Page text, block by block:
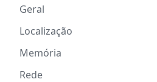
Geral
Localização
Memória
Rede